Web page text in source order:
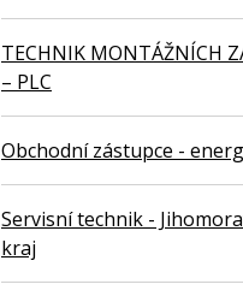
TECHNIK MONTÁŽNÍCH
– PLC
Obchodní zástupce -
Servisní technik -
kraj